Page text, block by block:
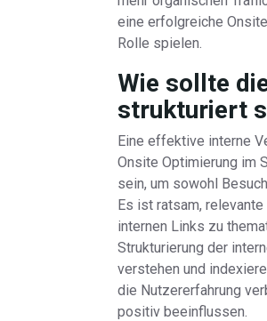
eine erfolgreiche
Rolle spielen.
Wie sollte
strukturiert
Eine effektive interne
Onsite Optimierung im
sein, um sowohl
Es ist ratsam,
internen Links zu
Strukturierung der
verstehen und
die Nutzererfahrung
positiv beeinflussen.